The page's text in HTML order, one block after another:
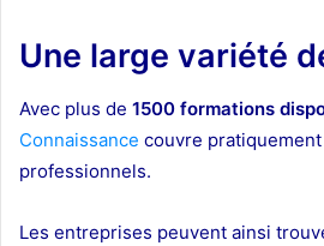
Une large variété
Avec plus de 1500 formations
Connaissance couvre
professionnels.
Les entreprises peuvent ainsi